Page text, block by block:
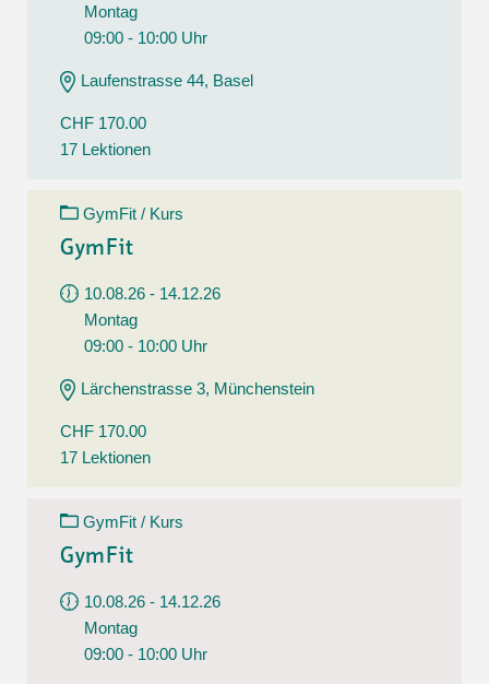
Montag
09:00 - 10:00 Uhr
Laufenstrasse 44, Basel
CHF 170.00
17 Lektionen
GymFit / Kurs
GymFit
10.08.26 - 14.12.26
Montag
09:00 - 10:00 Uhr
Lärchenstrasse 3, Münchenstein
CHF 170.00
17 Lektionen
GymFit / Kurs
GymFit
10.08.26 - 14.12.26
Montag
09:00 - 10:00 Uhr